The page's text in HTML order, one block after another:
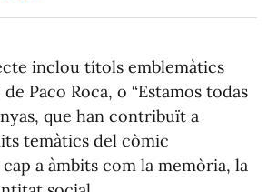
inclou títols emblemàtics
de Paco Roca, o “Estamos todas
que han contribuït a
temàtics del còmic
a àmbits com la memòria, la